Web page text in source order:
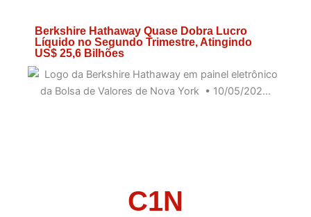
Berkshire Hathaway Quase Dobra Lucro
Líquido no Segundo Trimestre, Atingindo
US$ 25,6 Bilhões
C1N